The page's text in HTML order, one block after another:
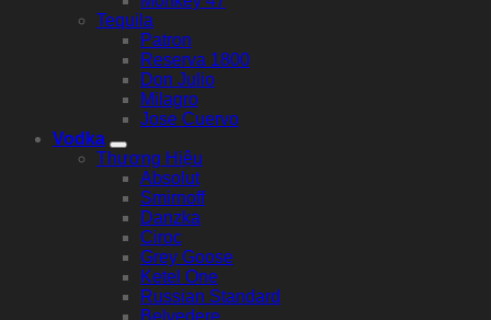
Tequila
Patron
Reserva 1800
Don Julio
Milagro
Jose Cuervo
Vodka
Thương Hiệu
Absolut
Smirnoff
Danzka
Ciroc
Grey Goose
Ketel One
Russian Standard